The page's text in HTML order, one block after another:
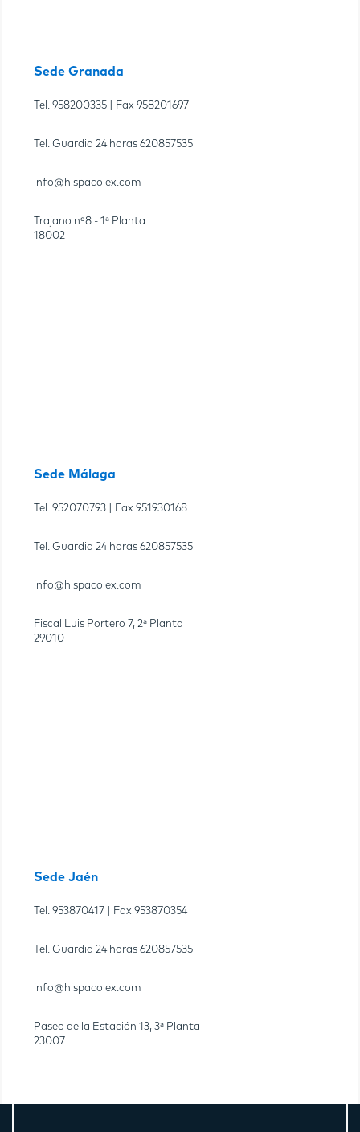
Sede Granada
Tel. 958200335 | Fax 958201697
Tel. Guardia 24 horas 620857535
info@hispacolex.com
Trajano nº8 - 1ª Planta
18002
Sede Málaga
Tel. 952070793 | Fax 951930168
Tel. Guardia 24 horas 620857535
info@hispacolex.com
Fiscal Luis Portero 7, 2ª Planta
29010
Sede Jaén
Tel. 953870417 | Fax 953870354
Tel. Guardia 24 horas 620857535
info@hispacolex.com
Paseo de la Estación 13, 3ª Planta
23007